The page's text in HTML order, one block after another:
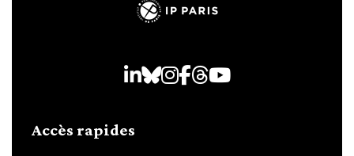
LinkedIn
Bluesky
Instagram
Facebook
Threads
Youtube
Accès rapides